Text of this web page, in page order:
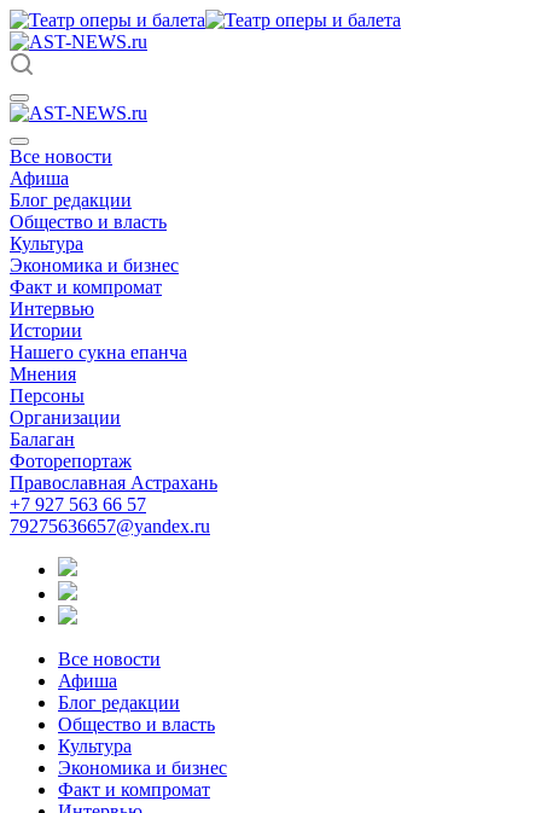
Все новости
Афиша
Блог редакции
Общество и власть
Культура
Экономика и бизнес
Факт и компромат
Интервью
Истории
Нашего сукна епанча
Мнения
Персоны
Организации
Балаган
Фоторепортаж
Православная Астрахань
+7 927 563 66 57
79275636657@yandex.ru
Все новости
Афиша
Блог редакции
Общество и власть
Культура
Экономика и бизнес
Факт и компромат